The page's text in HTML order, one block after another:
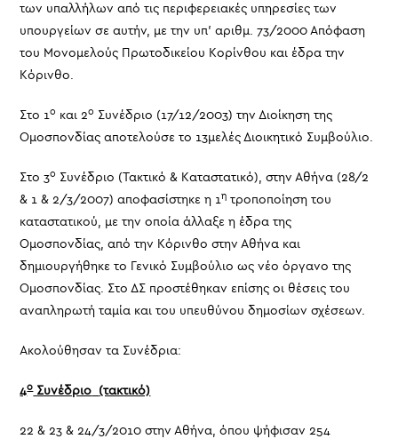
των υπαλλήλων από τις περιφερειακές υπηρεσίες των
υπουργείων σε αυτήν, με την υπ’ αριθμ. 73/2000 Απόφαση
του Μονομελούς Πρωτοδικείου Κορίνθου και έδρα την
Κόρινθο.
Στο 1ο και 2ο Συνέδριο (17/12/2003) την Διοίκηση της
Ομοσπονδίας αποτελούσε το 13μελές Διοικητικό Συμβούλιο.
Στο 3ο Συνέδριο (Τακτικό & Καταστατικό), στην Αθήνα (28/2
& 1 & 2/3/2007) αποφασίστηκε η 1η τροποποίηση του
καταστατικού, με την οποία άλλαξε η έδρα της
Ομοσπονδίας, από την Κόρινθο στην Αθήνα και
δημιουργήθηκε το Γενικό Συμβούλιο ως νέο όργανο της
Ομοσπονδίας. Στο ΔΣ προστέθηκαν επίσης οι θέσεις του
αναπληρωτή ταμία και του υπευθύνου δημοσίων σχέσεων.
Ακολούθησαν τα Συνέδρια:
4οΣυνέδριο (τακτικό)
22 & 23 & 24/3/2010 στην Αθήνα, όπου ψήφισαν 254